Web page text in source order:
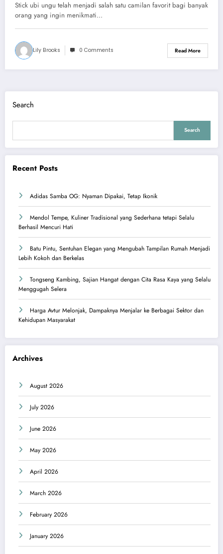
Stick ubi ungu telah menjadi salah satu camilan favorit bagi banyak
orang yang ingin menikmati…
Lily Brooks 0 Comments Read More
Search
Search
Recent Posts
Adidas Samba OG: Nyaman Dipakai, Tetap Ikonik
Mendol Tempe, Kuliner Tradisional yang Sederhana tetapi Selalu
Berhasil Mencuri Hati
Batu Pintu, Sentuhan Elegan yang Mengubah Tampilan Rumah Menjadi
Lebih Kokoh dan Berkelas
Tongseng Kambing, Sajian Hangat dengan Cita Rasa Kaya yang Selalu
Menggugah Selera
Harga Avtur Melonjak, Dampaknya Menjalar ke Berbagai Sektor dan
Kehidupan Masyarakat
Archives
August 2026
July 2026
June 2026
May 2026
April 2026
March 2026
February 2026
January 2026